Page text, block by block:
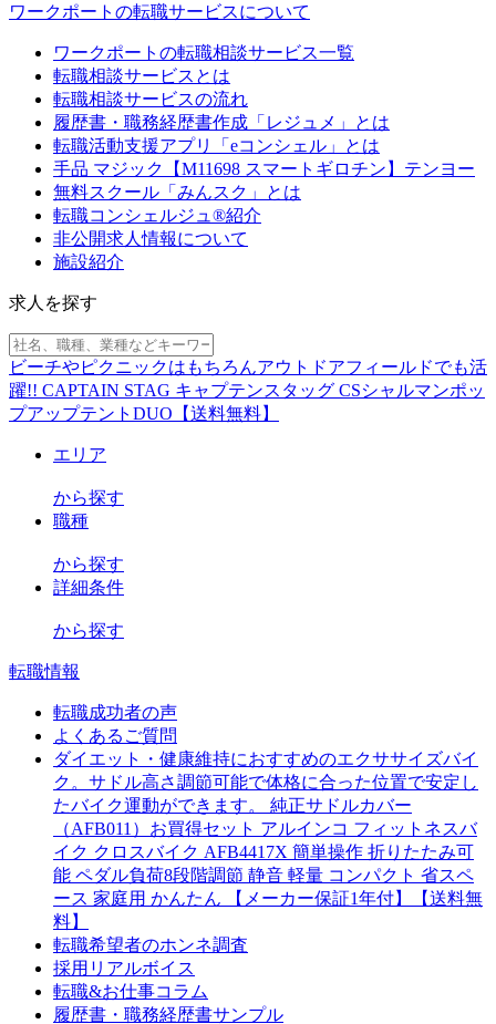
ワークポートの転職サービスについて
ワークポートの転職相談サービス一覧
転職相談サービスとは
転職相談サービスの流れ
履歴書・職務経歴書作成「レジュメ」とは
転職活動支援アプリ「eコンシェル」とは
手品 マジック【M11698 スマートギロチン】テンヨー
無料スクール「みんスク」とは
転職コンシェルジュ®紹介
非公開求人情報について
施設紹介
求人を探す
ビーチやピクニックはもちろんアウトドアフィールドでも活
躍!! CAPTAIN STAG キャプテンスタッグ CSシャルマンポッ
プアップテントDUO【送料無料】
エリア
から探す
職種
から探す
詳細条件
から探す
転職情報
転職成功者の声
よくあるご質問
ダイエット・健康維持におすすめのエクササイズバイ
ク。サドル高さ調節可能で体格に合った位置で安定し
たバイク運動ができます。 純正サドルカバー
（AFB011）お買得セット アルインコ フィットネスバ
イク クロスバイク AFB4417X 簡単操作 折りたたみ可
能 ペダル負荷8段階調節 静音 軽量 コンパクト 省スペ
ース 家庭用 かんたん 【メーカー保証1年付】【送料無
料】
転職希望者のホンネ調査
採用リアルボイス
転職&お仕事コラム
履歴書・職務経歴書サンプル